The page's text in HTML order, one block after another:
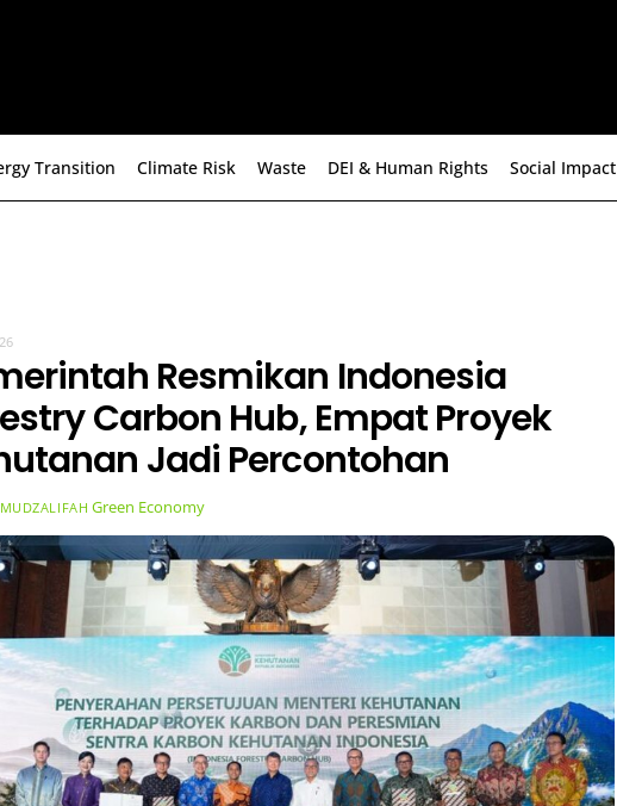
Transition Climate Risk Waste DEI & Human Rights Social Impact
Resmikan Indonesia
Carbon Hub, Empat Proyek
Jadi Percontohan
Green Economy